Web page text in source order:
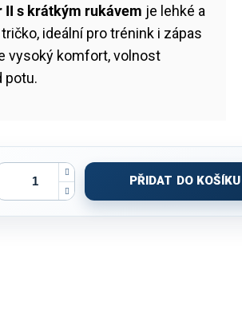
II s krátkým rukávem je lehké a
ideální pro trénink i zápas
vysoký komfort, volnost
potu.
PŘIDAT DO KOŠÍKU